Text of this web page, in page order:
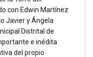
con Edwin Martínez
Javier y Ángela
Distrital de
e inédita
del propio